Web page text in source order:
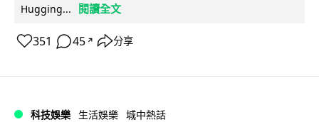
Hugging...
閱讀全文
351 45 ↗ 分享
科技娛樂 生活娛樂 城中熱話